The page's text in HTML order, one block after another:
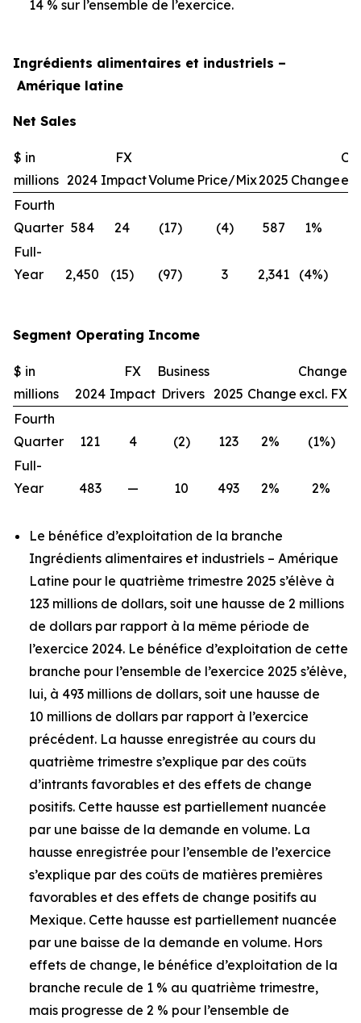
14 % sur l’ensemble de l’exercice.
Ingrédients alimentaires et industriels –
Amérique latine
Net Sales
$ in
millions 2024
FX
ImpactVolume Price/Mix2025 Change
Fourth
Quarter 584 24 (17) (4) 587 1%
Full-
Year
2,450 (15) (97) 3 2,341 (4%)
Segment Operating Income
$ in
millions
2024
FX
Impact
Business
Drivers 2025 Change
Change
excl. FX
Fourth
Quarter
121 4 (2) 123 2%
(1%)
Full-
Year
483 — 10 493 2% 2%
Le bénéfice d’exploitation de la branche
Ingrédients alimentaires et industriels – Amérique
Latine pour le quatrième trimestre 2025 s’élève à
123 millions de dollars, soit une hausse de 2 millions
de dollars par rapport à la même période de
l’exercice 2024. Le bénéfice d’exploitation de cette
branche pour l’ensemble de l’exercice 2025 s’élève,
lui, à 493 millions de dollars, soit une hausse de
10 millions de dollars par rapport à l’exercice
précédent. La hausse enregistrée au cours du
quatrième trimestre s’explique par des coûts
d’intrants favorables et des effets de change
positifs. Cette hausse est partiellement nuancée
par une baisse de la demande en volume. La
hausse enregistrée pour l’ensemble de l’exercice
s’explique par des coûts de matières premières
favorables et des effets de change positifs au
Mexique. Cette hausse est partiellement nuancée
par une baisse de la demande en volume. Hors
effets de change, le bénéfice d’exploitation de la
branche recule de 1 % au quatrième trimestre,
mais progresse de 2 % pour l’ensemble de